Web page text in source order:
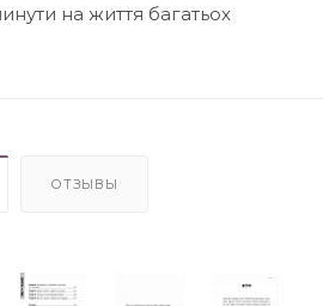
на життя багатьох
ОТЗЫВЫ